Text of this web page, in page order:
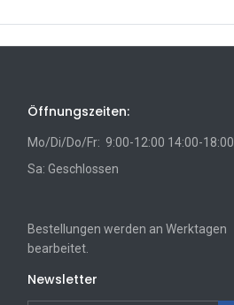
Öffnungszeiten:
Mo/Di/Do/Fr: 9:00-12:00 14:00-18:00
Sa: Geschlossen
Bestellungen werden an Werktagen
bearbeitet.
Newsletter